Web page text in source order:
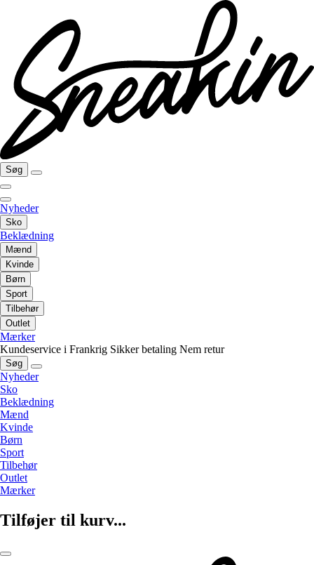
Søg
Nyheder
Sko
Beklædning
Mænd
Kvinde
Børn
Sport
Tilbehør
Outlet
Mærker
Kundeservice i Frankrig Sikker betaling Nem retur
Søg
Nyheder
Sko
Beklædning
Mænd
Kvinde
Børn
Sport
Tilbehør
Outlet
Mærker
Tilføjer til kurv...